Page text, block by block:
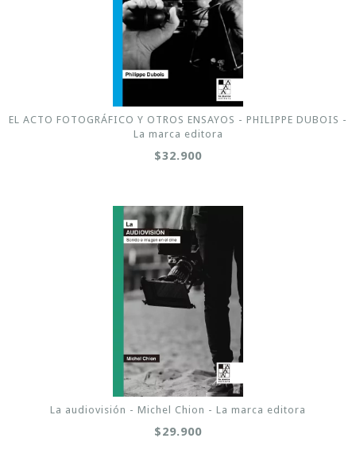
EL ACTO FOTOGRÁFICO Y OTROS ENSAYOS - PHILIPPE DUBOIS -
La marca editora
$32.900
La audiovisión - Michel Chion - La marca editora
$29.900